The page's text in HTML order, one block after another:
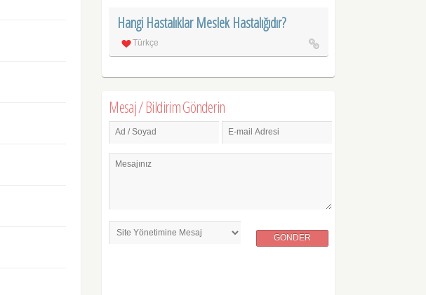
Hangi Hastalıklar Meslek Hastalığıdır?
Türkçe
Mesaj / Bildirim Gönderin
Ad / Soyad E-mail Adresi
Mesajınız
GÖNDER